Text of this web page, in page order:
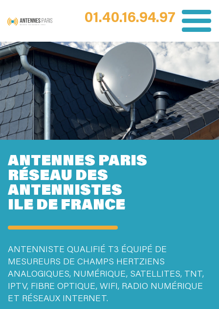
01.40.16.94.97
ANTENNES PARIS
RÉSEAU DES
ANTENNISTES
ILE DE FRANCE
ANTENNISTE QUALIFIÉ T3 ÉQUIPÉ DE
MESUREURS DE CHAMPS HERTZIENS
ANALOGIQUES, NUMÉRIQUE, SATELLITES, TNT,
IPTV, FIBRE OPTIQUE, WIFI, RADIO NUMÉRIQUE
ET RÉSEAUX INTERNET.